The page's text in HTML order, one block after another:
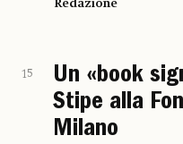
Redazione
15
Un «book
Stipe alla
Milano